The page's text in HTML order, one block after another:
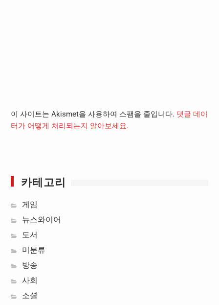
이 사이트는 Akismet을 사용하여 스팸을 줄입니다. 댓글 데이
터가 어떻게 처리되는지 알아보세요.
카테고리
게임
뉴스와이어
도서
미분류
방송
사회
소셜